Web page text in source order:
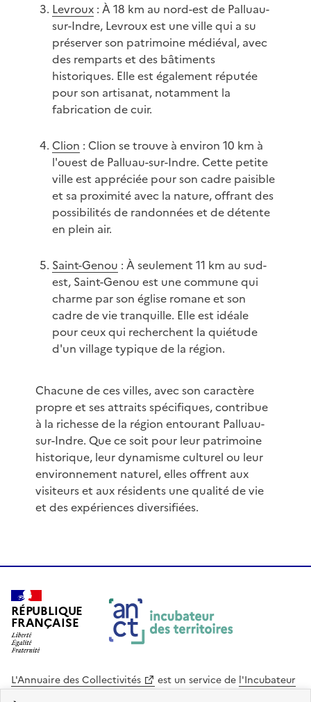
Levroux: À 18 km au nord-est de Palluau-
sur-Indre, Levroux est une ville qui a su
préserver son patrimoine médiéval, avec
des remparts et des bâtiments
historiques. Elle est également réputée
pour son artisanat, notamment la
fabrication de cuir.
Clion : Clion se trouve à environ 10 km à
l'ouest de Palluau-sur-Indre. Cette petite
ville est appréciée pour son cadre paisible
et sa proximité avec la nature, offrant des
possibilités de randonnées et de détente
en plein air.
Saint-Genou : À seulement 11 km au sud-
est, Saint-Genou est une commune qui
charme par son église romane et son
cadre de vie tranquille. Elle est idéale
pour ceux qui recherchent la quiétude
d'un village typique de la région.
Chacune de ces villes, avec son caractère
propre et ses attraits spécifiques, contribue
à la richesse de la région entourant Palluau-
sur-Indre. Que ce soit pour leur patrimoine
historique, leur dynamisme culturel ou leur
environnement naturel, elles offrent aux
visiteurs et aux résidents une qualité de vie
et des expériences diversifiées.
RÉPUBLIQUE
FRANÇAISE
L'Annuaire des Collectivités est un service de l'Incubateur
des Territoires